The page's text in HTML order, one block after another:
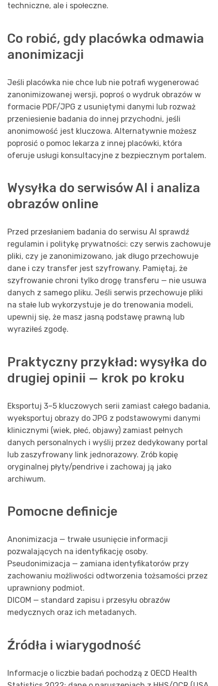
techniczne, ale i społeczne.
Co robić, gdy placówka odmawia
anonimizacji
Jeśli placówka nie chce lub nie potrafi wygenerować
zanonimizowanej wersji, poproś o wydruk obrazów w
formacie PDF/JPG z usuniętymi danymi lub rozważ
przeniesienie badania do innej przychodni, jeśli
anonimowość jest kluczowa. Alternatywnie możesz
poprosić o pomoc lekarza z innej placówki, która
oferuje usługi konsultacyjne z bezpiecznym portalem.
Wysyłka do serwisów AI i analiza
obrazów online
Przed przesłaniem badania do serwisu AI sprawdź
regulamin i politykę prywatności: czy serwis zachowuje
pliki, czy je zanonimizowano, jak długo przechowuje
dane i czy transfer jest szyfrowany. Pamiętaj, że
szyfrowanie chroni tylko drogę transferu — nie usuwa
danych z samego pliku. Jeśli serwis przechowuje pliki
na stałe lub wykorzystuje je do trenowania modeli,
upewnij się, że masz jasną podstawę prawną lub
wyraziłeś zgodę.
Praktyczny przykład: wysyłka do
drugiej opinii — krok po kroku
Eksportuj 3–5 kluczowych serii zamiast całego badania,
wyeksportuj obrazy do JPG z podstawowymi danymi
klinicznymi (wiek, płeć, objawy) zamiast pełnych
danych personalnych i wyślij przez dedykowany portal
lub zaszyfrowany link jednorazowy. Zrób kopię
oryginalnej płyty/pendrive i zachowaj ją jako
archiwum.
Pomocne definicje
Anonimizacja — trwałe usunięcie informacji
pozwalających na identyfikację osoby.
Pseudonimizacja — zamiana identyfikatorów przy
zachowaniu możliwości odtworzenia tożsamości przez
uprawniony podmiot.
DICOM — standard zapisu i przesyłu obrazów
medycznych oraz ich metadanych.
Źródła i wiarygodność
Informacje o liczbie badań pochodzą z OECD Health